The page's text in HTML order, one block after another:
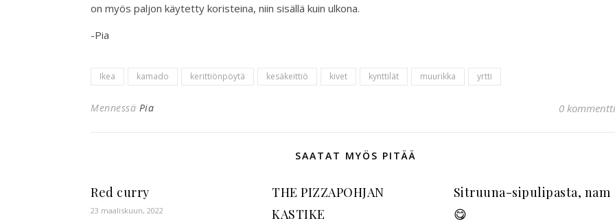
on myös paljon käytetty koristeina, niin sisällä kuin ulkona.
-Pia
Ikea kamado kerittiönpöytä kesäkeittiö kivet kynttilät muurikka yrtti
Mennessä Pia 0
SAATAT MYÖS PITÄÄ
Red curry
23 maaliskuun, 2022
THE PIZZAPOHJAN
KASTIKE
Sitruuna-sipulipasta, nam
😋